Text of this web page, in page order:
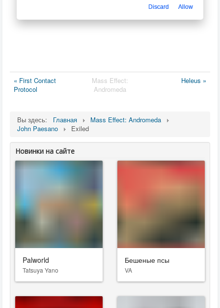
« First Contact
Protocol
Mass Effect:
Andromeda
Heleus »
Вы здесь: Главная
Mass Effect: Andromeda
John Paesano
Exiled
Новинки на сайте
Palworld
Tatsuya Yano
Бешеные псы
VA
Discard Allow